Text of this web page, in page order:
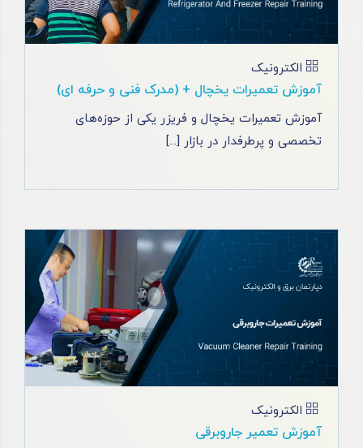
الکترونیک
آموزش تعمیرات یخچال + (مدرک فنی و حرفه ای)
آموزش تعمیرات یخچال و فریزر یکی از حوزه‌های
تخصصی و پرطرفدار در بازار [...]
الکترونیک
آموزش تعمیر جاروبرقی